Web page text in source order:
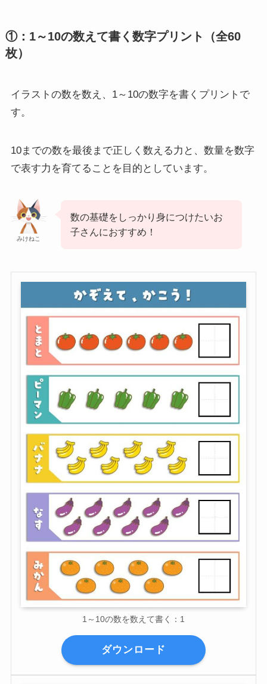
①：1～10の数えて書く数字プリント（全60
枚）
イラストの数を数え、1～10の数字を書くプリントで
す。
10までの数を最後まで正しく数える力と、数量を数字
で表す力を育てることを目的としています。
みけねこ
数の基礎をしっかり身につけたいお
子さんにおすすめ！
1～10の数を数えて書く：1
ダウンロード